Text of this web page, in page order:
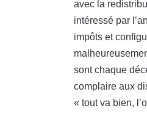
avec la
intéressé par
impôts et
sont chaque
complaire aux
« tout va bien,